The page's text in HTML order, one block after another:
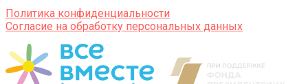
Политика конфиденциальности
Согласие на обработку персональных данных